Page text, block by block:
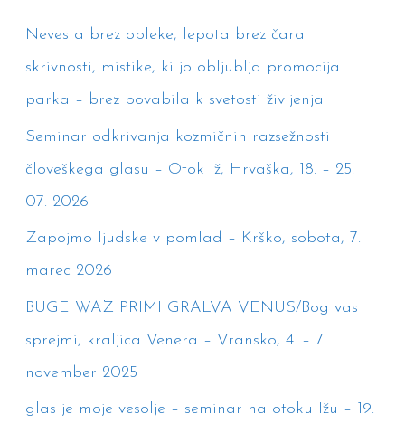
Nevesta brez obleke, lepota brez čara
skrivnosti, mistike, ki jo obljublja promocija
parka – brez povabila k svetosti življenja
Seminar odkrivanja kozmičnih razsežnosti
človeškega glasu – Otok Iž, Hrvaška, 18. – 25.
07. 2026
Zapojmo ljudske v pomlad – Krško, sobota, 7.
marec 2026
BUGE WAZ PRIMI GRALVA VENUS/Bog vas
sprejmi, kraljica Venera – Vransko, 4. – 7.
november 2025
glas je moje vesolje – seminar na otoku Ižu – 19.